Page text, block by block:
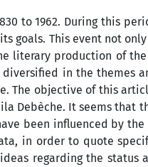
to 1962. During this
goals. This event not
production of the
in the themes
The objective of this
Debèche. It seems that
been influenced by
in order to quote
regarding the